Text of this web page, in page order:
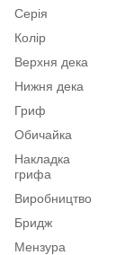
Серія
Колір
Верхня дека
Нижня дека
Гриф
Обичайка
Накладка
грифа
Виробництво
Бридж
Мензура